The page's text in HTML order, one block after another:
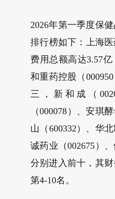
2026年第一季度保
排行榜如下：上海
费用总额高达3.57亿
和重药控股（
三，新和成（
（000078）、安琪
山（600332）、华
诚药业（002675）、
分别进入前十，其
第4-10名。